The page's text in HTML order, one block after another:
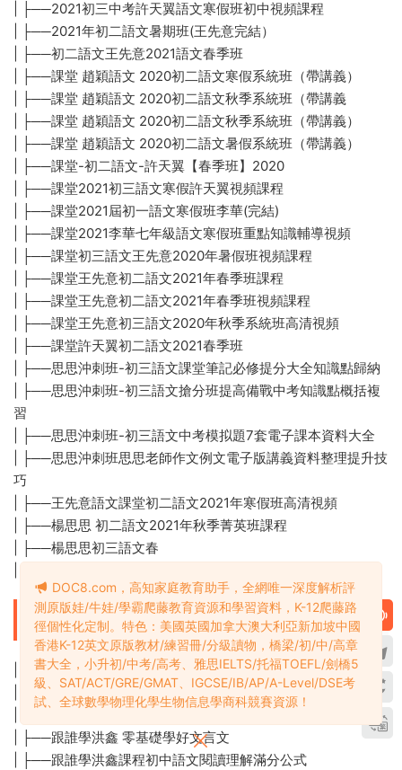
| ├──2021初三中考許天翼語文寒假班初中視頻課程
| ├──2021年初二語文暑期班(王先意完結）
| ├──初二語文王先意2021語文春季班
| ├──課堂 趙穎語文 2020初二語文寒假系統班（帶講義）
| ├──課堂 趙穎語文 2020初二語文秋季系統班（帶講義
| ├──課堂 趙穎語文 2020初二語文秋季系統班（帶講義）
| ├──課堂 趙穎語文 2020初二語文暑假系統班（帶講義）
| ├──課堂-初二語文-許天翼【春季班】2020
| ├──課堂2021初三語文寒假許天翼視頻課程
| ├──課堂2021屆初一語文寒假班李華(完結)
| ├──課堂2021李華七年級語文寒假班重點知識輔導視頻
| ├──課堂初三語文王先意2020年暑假班視頻課程
| ├──課堂王先意初二語文2021年春季班課程
| ├──課堂王先意初二語文2021年春季班視頻課程
| ├──課堂王先意初三語文2020年秋季系統班高清視頻
| ├──課堂許天翼初二語文2021春季班
| ├──思思沖刺班-初三語文課堂筆記必修提分大全知識點歸納
| ├──思思沖刺班-初三語文搶分班提高備戰中考知識點概括複
習
| ├──思思沖刺班-初三語文中考模拟題7套電子課本資料大全
| ├──思思沖刺班思思老師作文例文電子版講義資料整理提升技
巧
| ├──王先意語文課堂初二語文2021年寒假班高清視頻
| ├──楊思思 初二語文2021年秋季菁英班課程
| ├──楊思思初三語文春
| └──曾曦語文作文獨創方法（基礎班+強化班）
├──6跟誰學初中語文
| ├──跟誰學-洪老師小學語文 2020年寒假班
| ├──跟誰學x新2021初三木木語文春季班
| ├──跟誰學洪老師初中語文春季班視頻課程
| ├──跟誰學洪鑫 零基礎學好文言文
| ├──跟誰學洪鑫課程初中語文閱讀理解滿分公式
DOC8.com，高知家庭教育助手，全網唯一深度解析評
測原版娃/牛娃/學霸爬藤教育資源和學習資料，K-12爬藤路
徑個性化定制。特色：美國英國加拿大澳大利亞新加坡中國
香港K-12英文原版教材/練習冊/分級讀物，橋梁/初/中/高章
書大全，小升初/中考/高考、雅思IELTS/托福TOEFL/劍橋5
級、SAT/ACT/GRE/GMAT、IGCSE/IB/AP/A-Level/DSE考
試、全球數學物理化學生物信息學商科競賽資源！